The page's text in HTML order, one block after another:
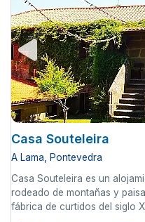
Casa Souteleira
A Lama, Pontevedra
Casa Souteleira es un
rodeado de montañas y
fábrica de curtidos del siglo